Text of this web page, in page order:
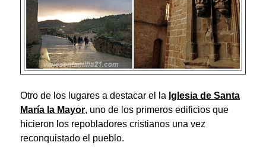
Otro de los lugares a destacar el la Iglesia de Santa
María la Mayor, uno de los primeros edificios que
hicieron los repobladores cristianos una vez
reconquistado el pueblo.